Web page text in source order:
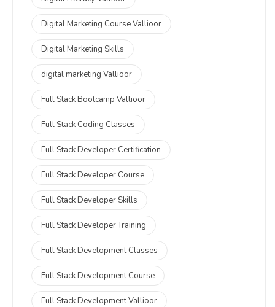
Digital Marketing Course Vallioor
Digital Marketing Skills
digital marketing Vallioor
Full Stack Bootcamp Vallioor
Full Stack Coding Classes
Full Stack Developer Certification
Full Stack Developer Course
Full Stack Developer Skills
Full Stack Developer Training
Full Stack Development Classes
Full Stack Development Course
Full Stack Development Vallioor